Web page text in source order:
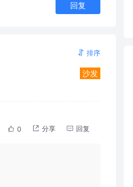
回复
排序
沙发
0 分享 回复